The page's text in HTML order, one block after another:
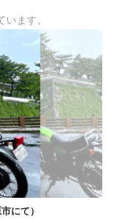
ます。
にて）